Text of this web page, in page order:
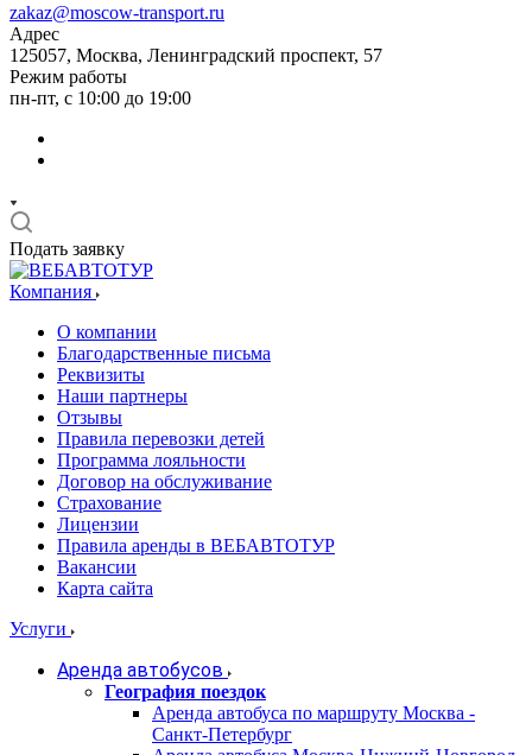
zakaz@moscow-transport.ru
Адрес
125057, Москва, Ленинградский проспект, 57
Режим работы
пн-пт, с 10:00 до 19:00
Подать заявку
Компания
О компании
Благодарственные письма
Реквизиты
Наши партнеры
Отзывы
Правила перевозки детей
Программа лояльности
Договор на обслуживание
Страхование
Лицензии
Правила аренды в ВЕБАВТОТУР
Вакансии
Карта сайта
Услуги
Аренда автобусов
География поездок
Аренда автобуса по маршруту Москва -
Санкт-Петербург